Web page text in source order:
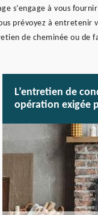
s’engage à vous
prévoyez à entretenir
de cheminée ou de
L’entretien de
opération exigée